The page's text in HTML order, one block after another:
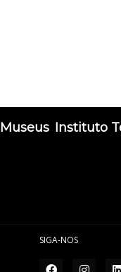
Museus Instituto
SIGA-NOS